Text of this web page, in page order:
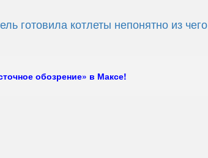
готовила котлеты непонятно из чего
обозрение» в Максе!